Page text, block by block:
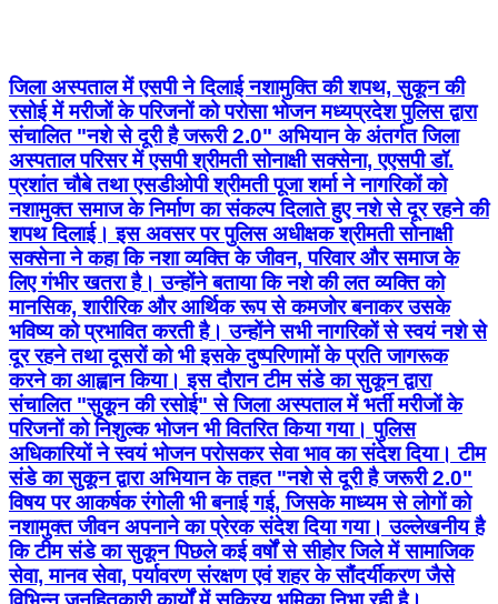
जिला अस्पताल में एसपी ने दिलाई नशामुक्ति की शपथ, सुकून की
रसोई में मरीजों के परिजनों को परोसा भोजन मध्यप्रदेश पुलिस द्वारा
संचालित "नशे से दूरी है जरूरी 2.0" अभियान के अंतर्गत जिला
अस्पताल परिसर में एसपी श्रीमती सोनाक्षी सक्सेना, एएसपी डॉ.
प्रशांत चौबे तथा एसडीओपी श्रीमती पूजा शर्मा ने नागरिकों को
नशामुक्त समाज के निर्माण का संकल्प दिलाते हुए नशे से दूर रहने की
शपथ दिलाई। इस अवसर पर पुलिस अधीक्षक श्रीमती सोनाक्षी
सक्सेना ने कहा कि नशा व्यक्ति के जीवन, परिवार और समाज के
लिए गंभीर खतरा है। उन्होंने बताया कि नशे की लत व्यक्ति को
मानसिक, शारीरिक और आर्थिक रूप से कमजोर बनाकर उसके
भविष्य को प्रभावित करती है। उन्होंने सभी नागरिकों से स्वयं नशे से
दूर रहने तथा दूसरों को भी इसके दुष्परिणामों के प्रति जागरूक
करने का आह्वान किया। इस दौरान टीम संडे का सुकून द्वारा
संचालित "सुकून की रसोई" से जिला अस्पताल में भर्ती मरीजों के
परिजनों को निशुल्क भोजन भी वितरित किया गया। पुलिस
अधिकारियों ने स्वयं भोजन परोसकर सेवा भाव का संदेश दिया। टीम
संडे का सुकून द्वारा अभियान के तहत "नशे से दूरी है जरूरी 2.0"
विषय पर आकर्षक रंगोली भी बनाई गई, जिसके माध्यम से लोगों को
नशामुक्त जीवन अपनाने का प्रेरक संदेश दिया गया। उल्लेखनीय है
कि टीम संडे का सुकून पिछले कई वर्षों से सीहोर जिले में सामाजिक
सेवा, मानव सेवा, पर्यावरण संरक्षण एवं शहर के सौंदर्यीकरण जैसे